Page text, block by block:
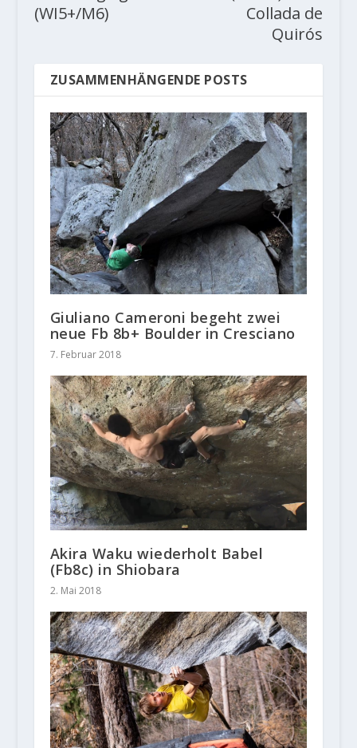
(WI5+/M6)
Collada de
Quirós
ZUSAMMENHÄNGENDE POSTS
Giuliano Cameroni begeht zwei
neue Fb 8b+ Boulder in Cresciano
7. Februar 2018
Akira Waku wiederholt Babel
(Fb8c) in Shiobara
2. Mai 2018